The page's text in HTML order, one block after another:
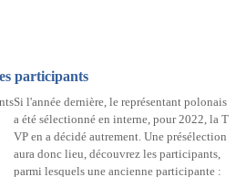
participants
Si l'année dernière, le représentant polonais
a été sélectionné en interne, pour 2022, la T
VP en a décidé autrement. Une présélection
aura donc lieu, découvrez les participants,
parmi lesquels une ancienne participante :